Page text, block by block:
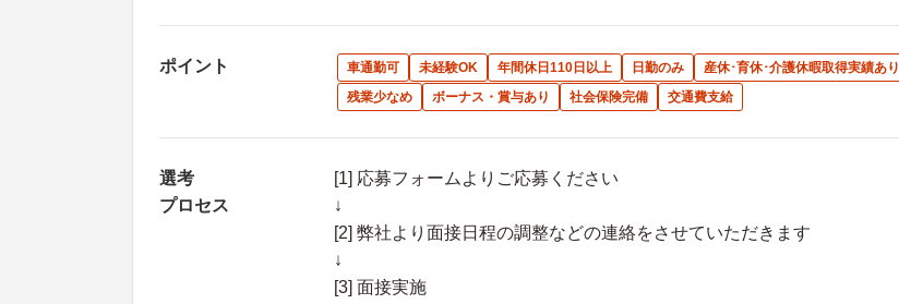
ポイント 車通勤可 未経験OK 年間休日110日以上 日勤のみ
産休･育休･介護休暇取得実績あり
残業少なめ
ボーナス・賞与あり 社会保険完備 交通費支給
選考
プロセス
[1] 応募フォームよりご応募ください
↓
[2] 弊社より面接日程の調整などの連絡をさせていただきます
↓
[3] 面接実施